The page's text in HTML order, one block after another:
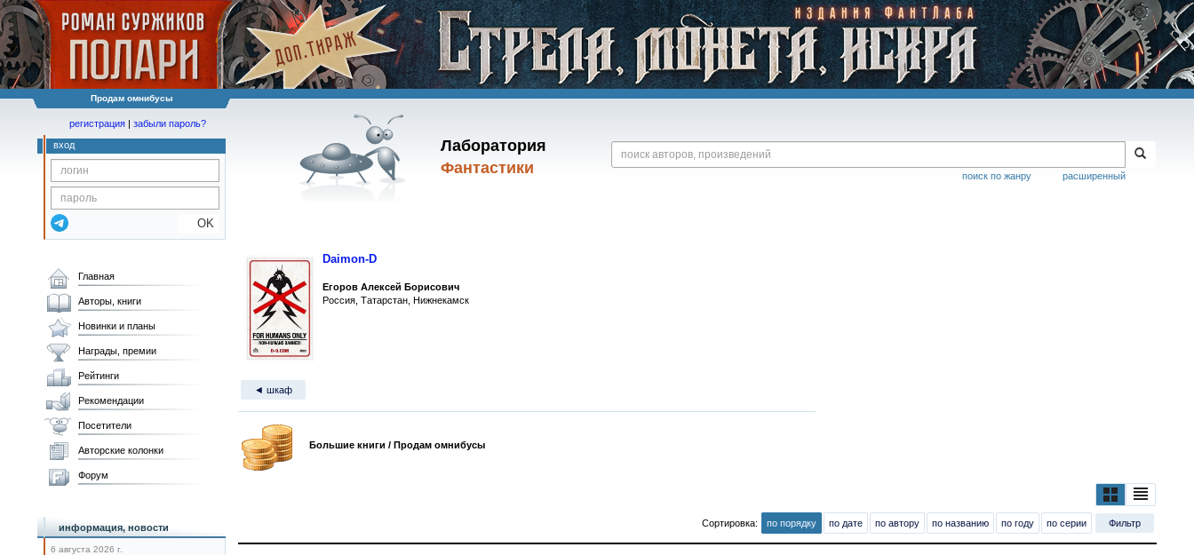
Продам омнибусы
Лаборатория
Фантастики
расширенный
поиск по жанру
регистрация | забыли пароль?
вход
OK
Daimon-D
Егоров Алексей Борисович
Россия, Татарстан, Нижнекамск
◄ шкаф
Большие книги / Продам омнибусы
Сортировка: по порядку по дате по автору по названию по году по серии Фильтр
Главная
Авторы, книги
Новинки и планы
Награды, премии
Рейтинги
Рекомендации
Посетители
Авторские колонки
Форум
информация, новости
6 августа 2026 г.